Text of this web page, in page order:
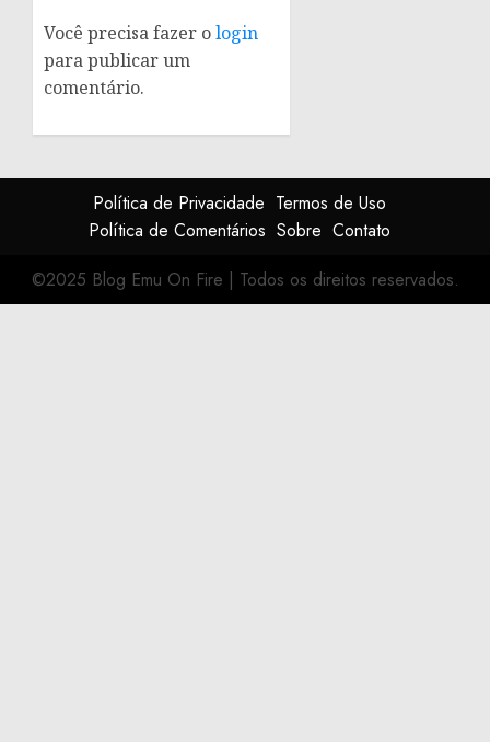
Você precisa fazer ologin
para publicar um
comentário.
Política de Privacidade Termos de Uso
Política de Comentários Sobre Contato
©2025 Blog Emu On Fire | Todos os direitos reservados.